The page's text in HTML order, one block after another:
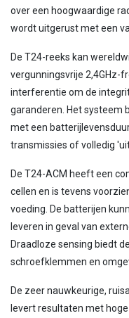
over een hoogwaardige
wordt uitgerust met een
De T24-reeks kan
vergunningsvrije 2,4GHz-
interferentie om de
garanderen. Het systeem
met een
transmissies of volledig
De T24-ACM heeft een
cellen en is tevens
voeding. De batterijen
leveren in geval van
Draadloze sensing biedt
schroefklemmen en
De zeer nauwkeurige,
levert resultaten met